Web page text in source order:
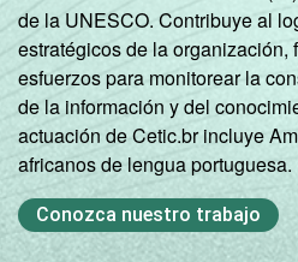
de la UNESCO. Contribuye al
estratégicos de la organización,
esfuerzos para monitorear la
de la información y del
actuación de Cetic.br incluye
africanos de lengua portuguesa.
Conozca nuestro trabajo